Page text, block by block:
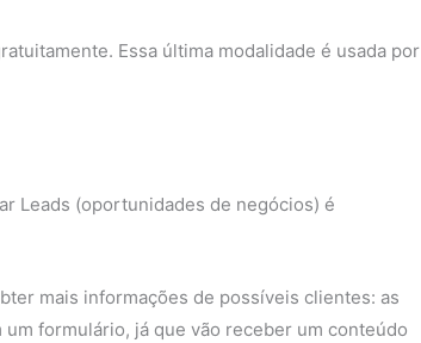
Essa última modalidade é usada por
Leads (oportunidades de negócios) é
mais informações de possíveis clientes: as
formulário, já que vão receber um conteúdo